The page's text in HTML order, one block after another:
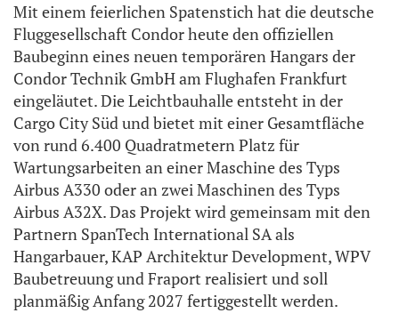
Mit einem feierlichen Spatenstich hat die deutsche
Fluggesellschaft Condor heute den offiziellen
Baubeginn eines neuen temporären Hangars der
Condor Technik GmbH am Flughafen Frankfurt
eingeläutet. Die Leichtbauhalle entsteht in der
Cargo City Süd und bietet mit einer Gesamtfläche
von rund 6.400 Quadratmetern Platz für
Wartungsarbeiten an einer Maschine des Typs
Airbus A330 oder an zwei Maschinen des Typs
Airbus A32X. Das Projekt wird gemeinsam mit den
Partnern SpanTech International SA als
Hangarbauer, KAP Architektur Development, WPV
Baubetreuung und Fraport realisiert und soll
planmäßig Anfang 2027 fertiggestellt werden.